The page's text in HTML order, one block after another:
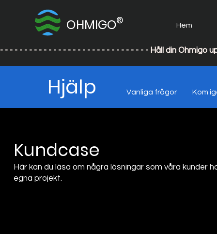
OHMIGO® Hem
- - - - - - - - - - - - - - - - - - - - - - - - - - - - - - - Håll din
Hjälp Vanliga frågor Kom
Kundcase
Här kan du läsa om några lösningar som våra kunder
egna projekt.